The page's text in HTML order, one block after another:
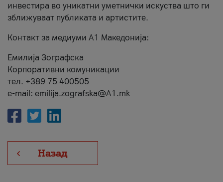
инвестира во уникатни уметнички искуства што ги
зближуваат публиката и артистите.
Контакт за медиуми А1 Македонија:
Емилија Зографска
Корпоративни комуникации
тел. +389 75 400505
e-mail: emilija.zografska@A1.mk
Назад